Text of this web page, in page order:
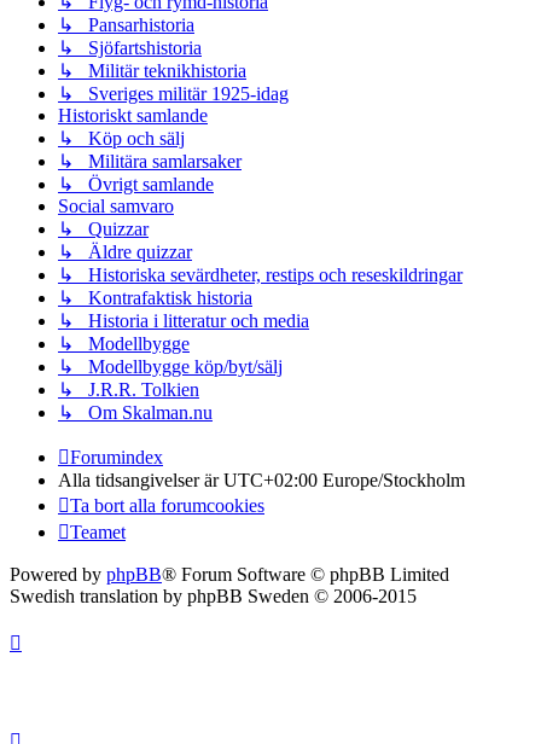
↳ Pansarhistoria
↳ Sjöfartshistoria
↳ Militär teknikhistoria
↳ Sveriges militär 1925-idag
Historiskt samlande
↳ Köp och sälj
↳ Militära samlarsaker
↳ Övrigt samlande
Social samvaro
↳ Quizzar
↳ Äldre quizzar
↳ Historiska sevärdheter, restips och reseskildringar
↳ Kontrafaktisk historia
↳ Historia i litteratur och media
↳ Modellbygge
↳ Modellbygge köp/byt/sälj
↳ J.R.R. Tolkien
↳ Om Skalman.nu
Forumindex
Alla tidsangivelser är UTC+02:00 Europe/Stockholm
Ta bort alla forumcookies
Teamet
Powered by phpBB® Forum Software © phpBB Limited
Swedish translation by phpBB Sweden © 2006-2015